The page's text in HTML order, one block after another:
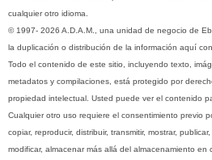
cualquier otro idioma.
© 1997- 2026 A.D.A.M., una unidad de negocio de
la duplicación o distribución de la información aquí
Todo el contenido de este sitio, incluyendo texto,
metadatos y compilaciones, está protegido por
propiedad intelectual. Usted puede ver el contenido
Cualquier otro uso requiere el consentimiento previo
copiar, reproducir, distribuir, transmitir, mostrar,
modificar, almacenar más allá del almacenamiento